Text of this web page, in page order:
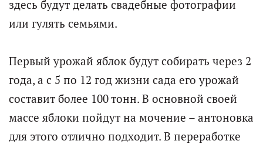
здесь будут делать свадебные фотографии
или гулять семьями.
Первый урожай яблок будут собирать через 2
года, а с 5 по 12 год жизни сада его урожай
составит более 100 тонн. В основной своей
массе яблоки пойдут на мочение – антоновка
для этого отлично подходит. В переработке